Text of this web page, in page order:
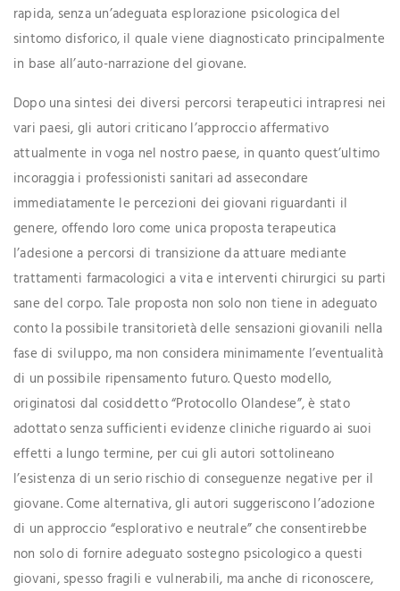
rapida, senza un’adeguata esplorazione psicologica del
sintomo disforico, il quale viene diagnosticato principalmente
in base all’auto-narrazione del giovane.
Dopo una sintesi dei diversi percorsi terapeutici intrapresi nei
vari paesi, gli autori criticano l’approccio affermativo
attualmente in voga nel nostro paese, in quanto quest’ultimo
incoraggia i professionisti sanitari ad assecondare
immediatamente le percezioni dei giovani riguardanti il
genere, offendo loro come unica proposta terapeutica
l’adesione a percorsi di transizione da attuare mediante
trattamenti farmacologici a vita e interventi chirurgici su parti
sane del corpo. Tale proposta non solo non tiene in adeguato
conto la possibile transitorietà delle sensazioni giovanili nella
fase di sviluppo, ma non considera minimamente l’eventualità
di un possibile ripensamento futuro. Questo modello,
originatosi dal cosiddetto “Protocollo Olandese”, è stato
adottato senza sufficienti evidenze cliniche riguardo ai suoi
effetti a lungo termine, per cui gli autori sottolineano
l’esistenza di un serio rischio di conseguenze negative per il
giovane. Come alternativa, gli autori suggeriscono l’adozione
di un approccio “esplorativo e neutrale” che consentirebbe
non solo di fornire adeguato sostegno psicologico a questi
giovani, spesso fragili e vulnerabili, ma anche di riconoscere,